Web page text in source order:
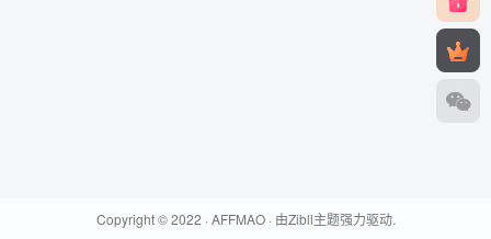
Copyright © 2022 · AFFMAO· 由Zibll主题强力驱动.